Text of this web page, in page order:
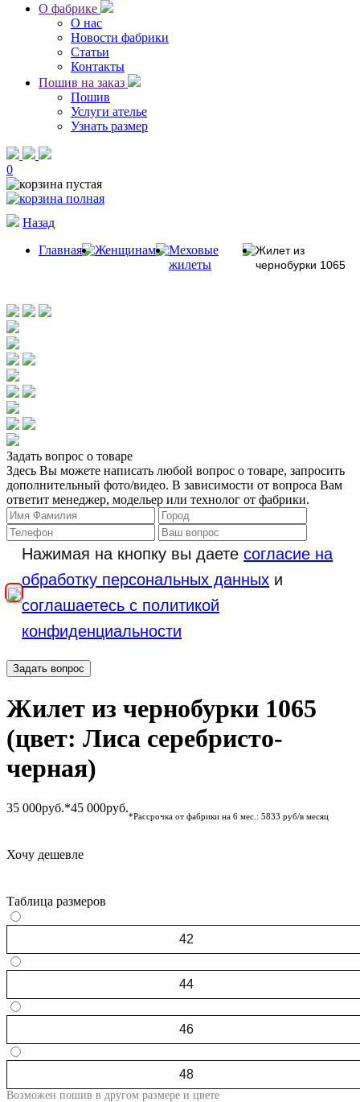
О фабрике
О нас
Новости фабрики
Статьи
Контакты
Пошив на заказ
Пошив
Услуги ателье
Узнать размер
0
Назад
Главная
Женщинам
Меховые
жилеты
Жилет из
чернобурки 1065
Задать вопрос о товаре
Здесь Вы можете написать любой вопрос о товаре, запросить
дополнительный фото/видео. В зависимости от вопроса Вам
ответит менеджер, модельер или технолог от фабрики.
Нажимая на кнопку вы даетесогласие на
обработку персональных данных и
соглашаетесь с политикой
конфиденциальности
Задать вопрос
Жилет из чернобурки 1065
(цвет: Лиса серебристо-
черная)
35 000руб.*45 000руб.
*Рассрочка от фабрики на 6 мес.: 5833 руб/в месяц
Хочу дешевле
Таблица размеров
42
44
46
48
Возможен пошив в другом размере и цвете